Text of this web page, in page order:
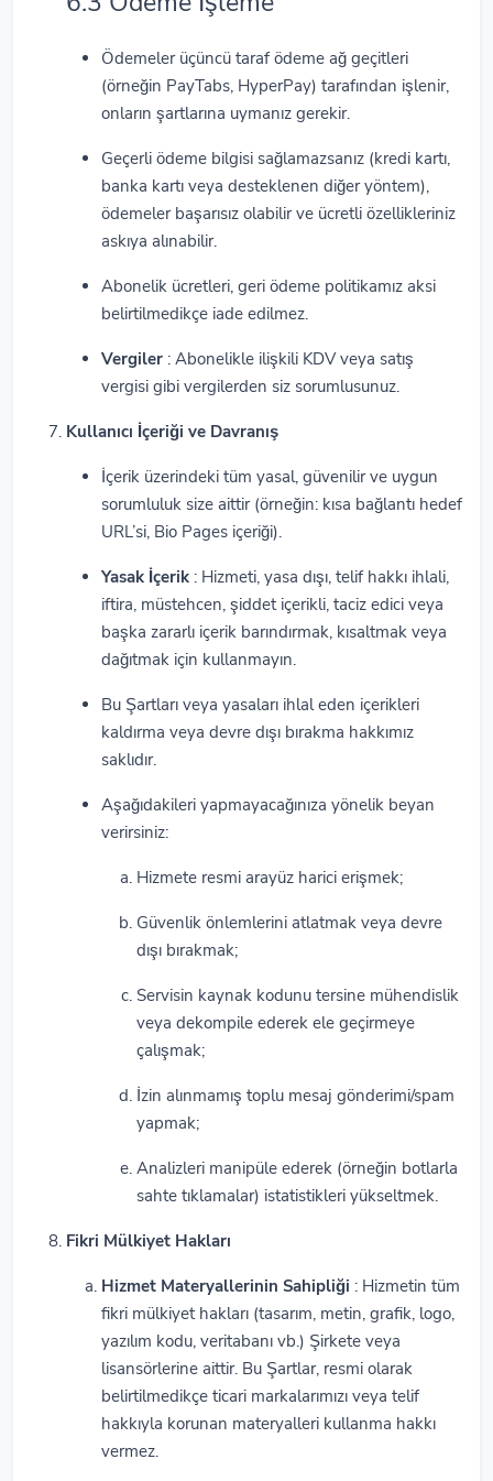
Ödemeler üçüncü taraf ödeme ağ geçitleri
(örneğin PayTabs, HyperPay) tarafından işlenir,
onların şartlarına uymanız gerekir.
Geçerli ödeme bilgisi sağlamazsanız (kredi kartı,
banka kartı veya desteklenen diğer yöntem),
ödemeler başarısız olabilir ve ücretli özellikleriniz
askıya alınabilir.
Abonelik ücretleri, geri ödeme politikamız aksi
belirtilmedikçe iade edilmez.
Vergiler : Abonelikle ilişkili KDV veya satış
vergisi gibi vergilerden siz sorumlusunuz.
Kullanıcı İçeriği ve Davranış
İçerik üzerindeki tüm yasal, güvenilir ve uygun
sorumluluk size aittir (örneğin: kısa bağlantı hedef
URL’si, Bio Pages içeriği).
Yasak İçerik : Hizmeti, yasa dışı, telif hakkı ihlali,
iftira, müstehcen, şiddet içerikli, taciz edici veya
başka zararlı içerik barındırmak, kısaltmak veya
dağıtmak için kullanmayın.
Bu Şartları veya yasaları ihlal eden içerikleri
kaldırma veya devre dışı bırakma hakkımız
saklıdır.
Aşağıdakileri yapmayacağınıza yönelik beyan
verirsiniz:
Hizmete resmi arayüz harici erişmek;
Güvenlik önlemlerini atlatmak veya devre
dışı bırakmak;
Servisin kaynak kodunu tersine mühendislik
veya dekompile ederek ele geçirmeye
çalışmak;
İzin alınmamış toplu mesaj gönderimi/spam
yapmak;
Analizleri manipüle ederek (örneğin botlarla
sahte tıklamalar) istatistikleri yükseltmek.
Fikri Mülkiyet Hakları
Hizmet Materyallerinin Sahipliği : Hizmetin tüm
fikri mülkiyet hakları (tasarım, metin, grafik, logo,
yazılım kodu, veritabanı vb.) Şirkete veya
lisansörlerine aittir. Bu Şartlar, resmi olarak
belirtilmedikçe ticari markalarımızı veya telif
hakkıyla korunan materyalleri kullanma hakkı
vermez.